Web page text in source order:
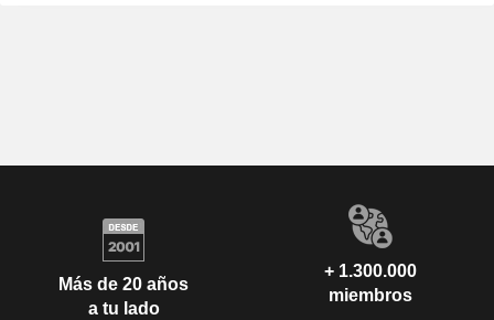
Más de 20 años
a tu lado
+ 1.300.000
miembros